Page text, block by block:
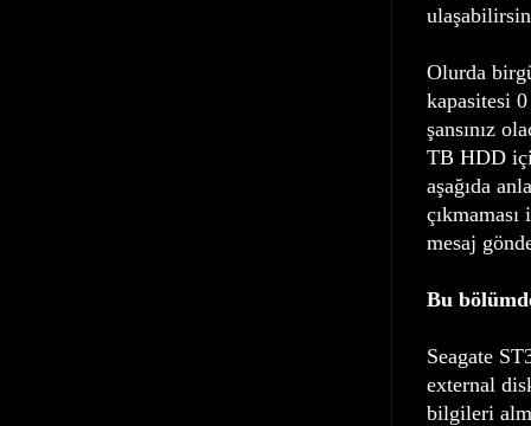
Olurda
kapasitesi
şansınız
TB HDD
aşağıda
mesaj
Bu
Seagate
external
bilgileri